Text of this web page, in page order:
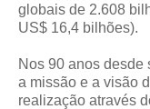
globais de 2.608
US$ 16,4 bilhões).
Nos 90 anos desde
a missão e a visão
realização através